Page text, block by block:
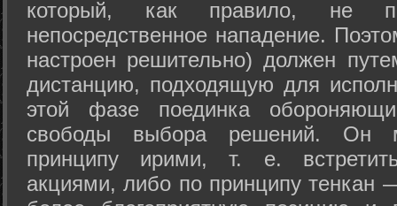
который, как правило, не
непосредственное нападение.
настроен решительно) должен
дистанцию, подходящую для
этой фазе поединка
свободы выбора решений. Он
принципу ирими, т. е.
акциями, либо по принципу тенкан